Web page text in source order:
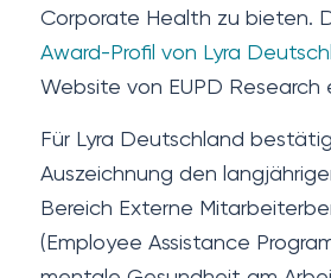
Corporate Health zu bieten.
Award-Profil von Lyra
Website von EUPD Research
Für Lyra Deutschland
Auszeichnung den
Bereich Externe
(Employee Assistance